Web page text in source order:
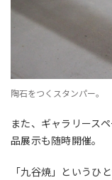
陶石をつくスタンパー。
また、ギャラリース
品展示も随時開催。
「九谷焼」というひ